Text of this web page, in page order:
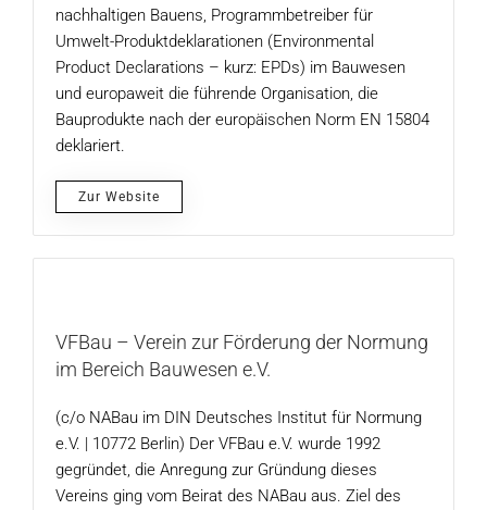
nachhaltigen Bauens, Programmbetreiber für
Umwelt-Produktdeklarationen (Environmental
Product Declarations – kurz: EPDs) im Bauwesen
und europaweit die führende Organisation, die
Bauprodukte nach der europäischen Norm EN 15804
deklariert.
Zur Website
VFBau – Verein zur Förderung der Normung
im Bereich Bauwesen e.V.
(c/o NABau im DIN Deutsches Institut für Normung
e.V. | 10772 Berlin) Der VFBau e.V. wurde 1992
gegründet, die Anregung zur Gründung dieses
Vereins ging vom Beirat des NABau aus. Ziel des